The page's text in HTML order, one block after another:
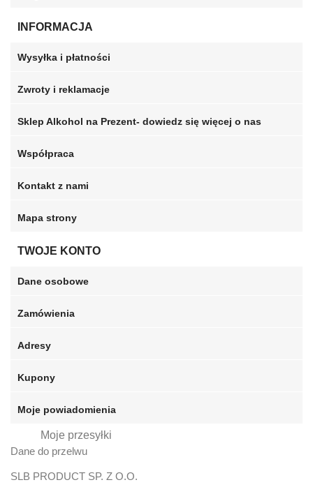
INFORMACJA
Wysyłka i płatności
Zwroty i reklamacje
Sklep Alkohol na Prezent- dowiedz się więcej o nas
Współpraca
Kontakt z nami
Mapa strony
TWOJE KONTO
Dane osobowe
Zamówienia
Adresy
Kupony
Moje powiadomienia
Moje przesyłki
Dane do przelwu
SLB PRODUCT SP. Z O.O.